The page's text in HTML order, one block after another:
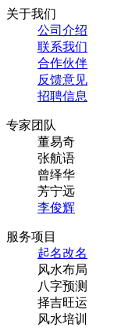
关于我们
公司介绍
联系我们
合作伙伴
反馈意见
招聘信息
专家团队
董易奇
张航语
曾绎华
芳宁远
李俊辉
服务项目
起名改名
风水布局
八字预测
择吉旺运
风水培训